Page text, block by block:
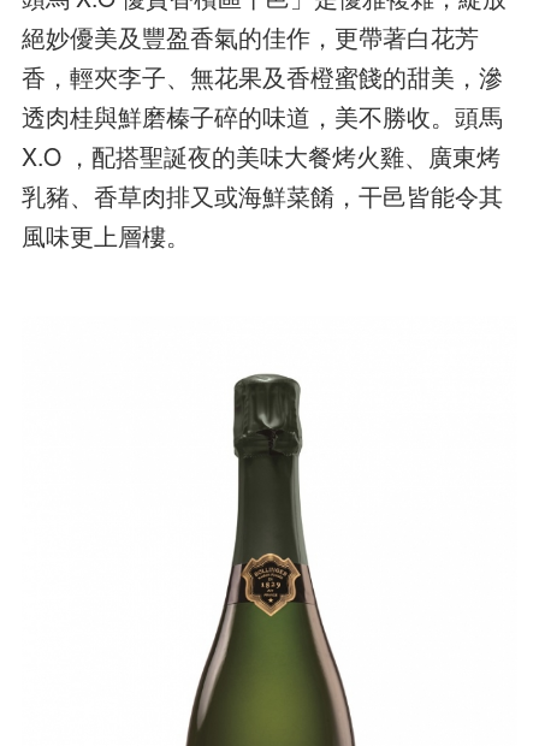
絕妙優美及豐盈香氣的佳作，更帶著白花芳
香，輕夾李子、無花果及香橙蜜餞的甜美，滲
透肉桂與鮮磨榛子碎的味道，美不勝收。頭馬
X.O ，配搭聖誕夜的美味大餐烤火雞、廣東烤
乳豬、香草肉排又或海鮮菜餚，干邑皆能令其
風味更上層樓。